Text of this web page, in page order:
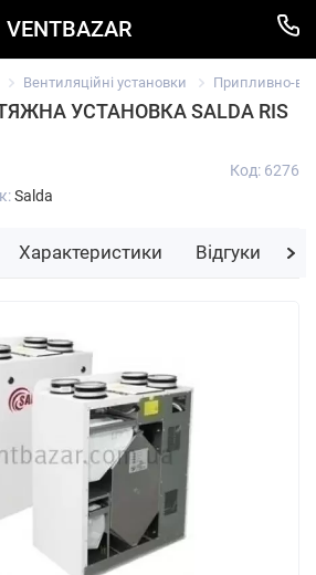
VENTBAZAR
Вентиляційні установки Припливно-
УСТАНОВКА SALDA RIS
Salda
Код: 6276
Характеристики Відгуки